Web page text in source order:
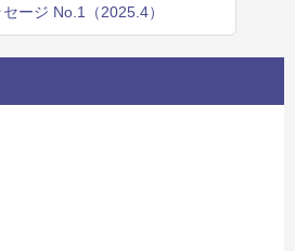
ージ No.1（2025.4）